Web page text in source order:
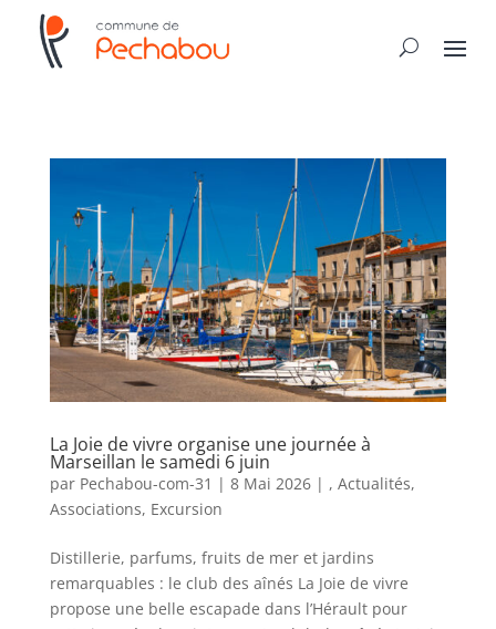
La Joie de vivre organise une journée à
Marseillan le samedi 6 juin
par Pechabou-com-31 | 8 Mai 2026| , Actualités,
Associations, Excursion
Distillerie, parfums, fruits de mer et jardins
remarquables : le club des aînés La Joie de vivre
propose une belle escapade dans l’Hérault pour